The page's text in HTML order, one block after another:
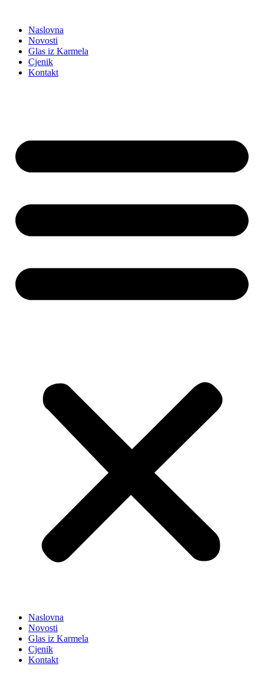
sadržajNaslovna
Novosti
Glas iz Karmela
Cjenik
Kontakt
Naslovna
Novosti
Glas iz Karmela
Cjenik
Kontakt